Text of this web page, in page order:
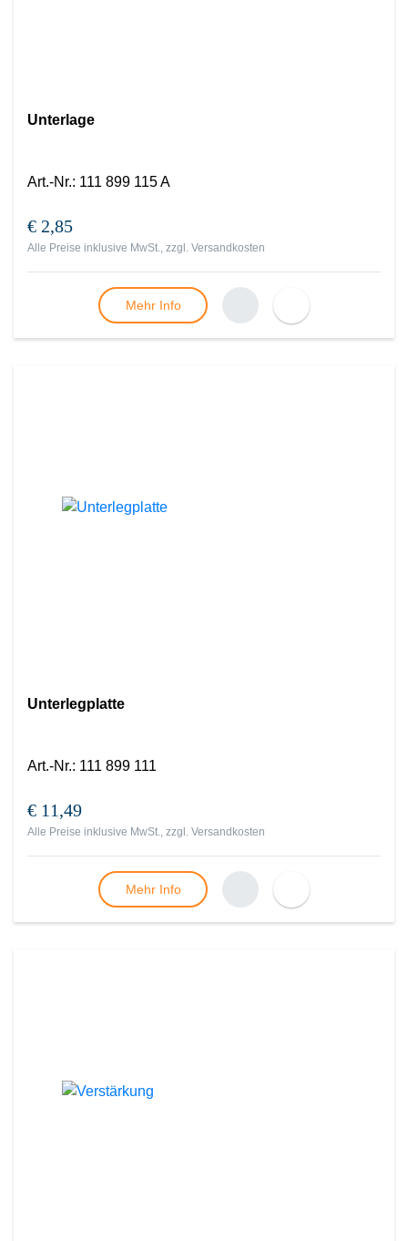
Unterlage
Art.-Nr.: 111 899 115 A
€ 2,85
Alle Preise inklusive MwSt., zzgl. Versandkosten
Mehr Info
Unterlegplatte
Art.-Nr.: 111 899 111
€ 11,49
Alle Preise inklusive MwSt., zzgl. Versandkosten
Mehr Info